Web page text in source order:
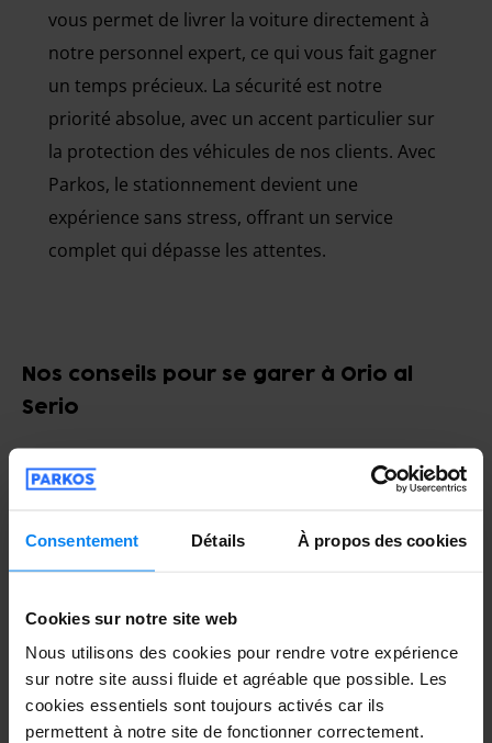
Consentement Détails À propos des cookies
Cookies sur notre site web
Nous utilisons des cookies pour rendre votre expérience
sur notre site aussi fluide et agréable que possible. Les
cookies essentiels sont toujours activés car ils
permettent à notre site de fonctionner correctement.
vous permet de livrer la voiture directement à
notre personnel expert, ce qui vous fait gagner
un temps précieux. La sécurité est notre
priorité absolue, avec un accent particulier sur
la protection des véhicules de nos clients. Avec
Parkos, le stationnement devient une
expérience sans stress, offrant un service
complet qui dépasse les attentes.
Nos conseils pour se garer à Orio al
Serio
Une longue escale à Orio al Serio n'a jamais été aussi
agréable. Que vous restiez un jour ou un mois, vous